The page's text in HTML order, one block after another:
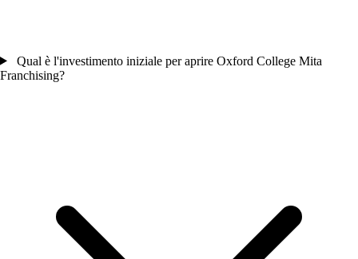
Qual è l'investimento iniziale per aprire Oxford College Mita
Franchising?